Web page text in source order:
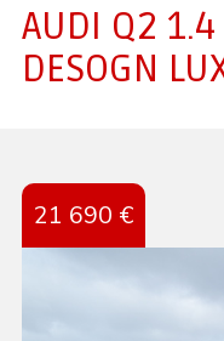
AUDI Q2
DESOGN
21 690 €